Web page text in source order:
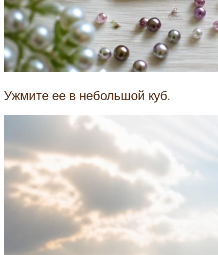
Ужмите ее в небольшой куб.